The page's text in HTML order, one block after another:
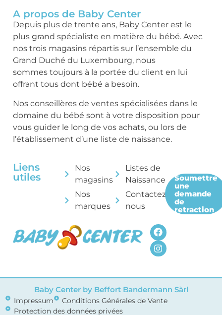
A propos de Baby Center
Depuis plus de trente ans, Baby Center est le
plus grand spécialiste en matière du bébé. Avec
nos trois magasins répartis sur l’ensemble du
Grand Duché du Luxembourg, nous
sommes toujours à la portée du client en lui
offrant tous dont bébé a besoin.
Nos conseillères de ventes spécialisées dans le
domaine du bébé sont à votre disposition pour
vous guider le long de vos achats, ou lors de
l’établissement d’une liste de naissance.
Liens
utiles
Nos
magasins
Nos
marques
Listes de
Naissance
Contactez-
nous
Soumettre
une
demande
de
retraction
Baby Center by Beffort Bandermann Sàrl
Impressum
Conditions Générales de Vente
Protection des données privées